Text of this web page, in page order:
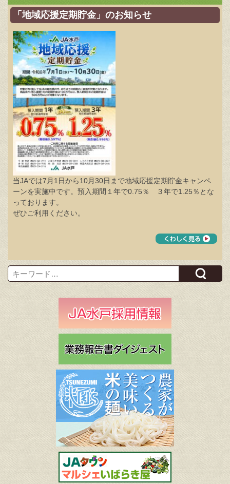
月08日)
「地域応援定期貯金」のお知らせ
当JAでは7月1日から10月30日まで地域応援定期貯金キャンペ
ーンを実施中です。預入期間１年で0.75％ ３年で1.25％とな
っております。
ぜひご利用ください。
Search